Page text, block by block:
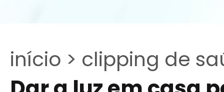
início > clipping de